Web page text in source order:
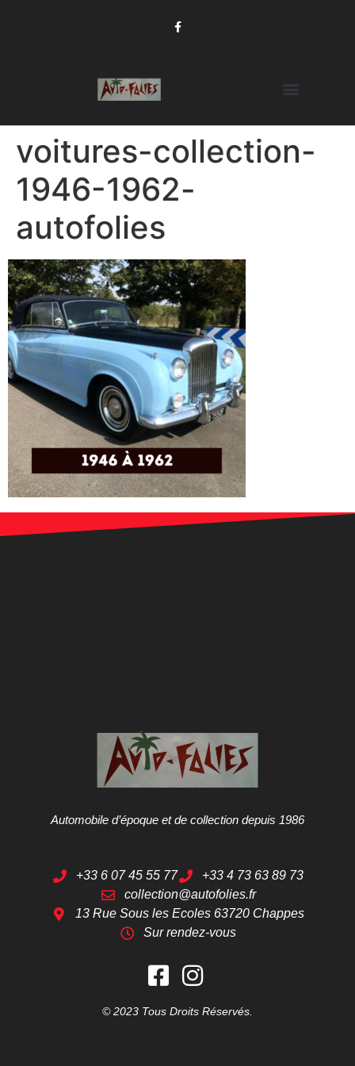
voitures-collection-
1946-1962-
autofolies
Automobile d’époque et de collection depuis 1986
+33 6 07 45 55 77
+33 4 73 63 89 73
collection@autofolies.fr
13 Rue Sous les Ecoles 63720 Chappes
Sur rendez-vous
© 2023 Tous Droits Réservés.